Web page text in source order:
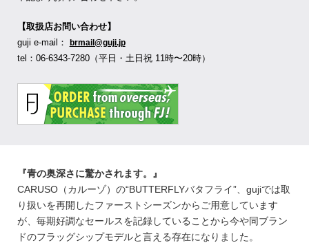
【取扱店お問い合わせ】
guji e-mail：
brmail@guji.jp
tel：06-6343-7280（平日・土日祝 11時〜20時）
『青の奥深さに驚かされます。』
CARUSO（カルーゾ）の“BUTTERFLYバタフライ”、gujiでは取
り扱いを再開したファーストシーズンからご用意しています
が、毎期好調なセールスを記録していることから今や同ブラン
ドのフラッグシップモデルと言える存在になりました。